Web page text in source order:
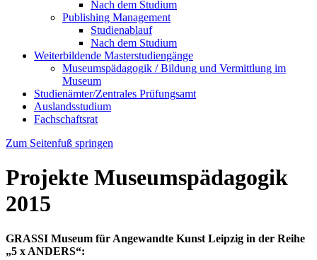
Nach dem Studium
Publishing Management
Studienablauf
Nach dem Studium
Weiterbildende Masterstudiengänge
Museumspädagogik / Bildung und Vermittlung im
Museum
Studienämter/Zentrales Prüfungsamt
Auslandsstudium
Fachschaftsrat
Zum Seitenfuß springen
Projekte Museumspädagogik
2015
GRASSI Museum für Angewandte Kunst Leipzig in der Reihe
„5 x ANDERS“: